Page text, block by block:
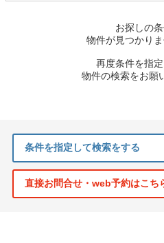
お探しの
物件が見つかりま
再度条件を指
物件の検索をお願
条件を指定して検索をする
直接お問合せ・web予約はこち